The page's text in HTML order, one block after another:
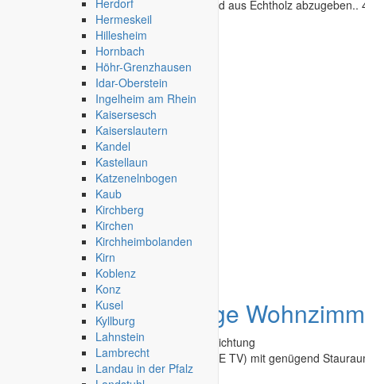
Herdorf
Hermeskeil
Hillesheim
Hornbach
Höhr-Grenzhausen
Idar-Oberstein
Ingelheim am Rhein
Kaisersesch
Kaiserslautern
Kandel
Kastellaun
Katzenelnbogen
Kaub
Kirchberg
Kirchen
Kirchheimbolanden
Kirn
Koblenz
Konz
Kusel
Kyllburg
Lahnstein
Lambrecht
Landau in der Pfalz
Schlafzimmer in sehr, sehr gutem Zustand aus Echtholz
14.04.2026
Angebothochwertige
Second Hand - Flohmarkt
Möbel & Einrichtung
hochwertiger Wohnzimmerschrank (OHNE TV) mit genügend
2 kleinen Schubladen...